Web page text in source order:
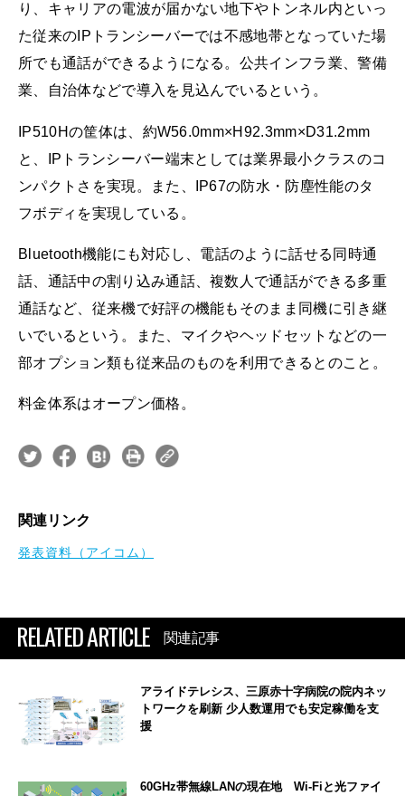
り、キャリアの電波が届かない地下やトンネル内といっ
た従来のIPトランシーバーでは不感地帯となっていた場
所でも通話ができるようになる。公共インフラ業、警備
業、自治体などで導入を見込んでいるという。
IP510Hの筐体は、約W56.0mm×H92.3mm×D31.2mm
と、IPトランシーバー端末としては業界最小クラスのコ
ンパクトさを実現。また、IP67の防水・防塵性能のタ
フボディを実現している。
Bluetooth機能にも対応し、電話のように話せる同時通
話、通話中の割り込み通話、複数人で通話ができる多重
通話など、従来機で好評の機能もそのまま同機に引き継
いでいるという。また、マイクやヘッドセットなどの一
部オプション類も従来品のものを利用できるとのこと。
料金体系はオープン価格。
関連リンク
発表資料（アイコム）
RELATED ARTICLE 関連記事
アライドテレシス、三原赤十字病院の院内ネッ
トワークを刷新 少人数運用でも安定稼働を支
援
60GHz帯無線LANの現在地 Wi-Fiと光ファイ